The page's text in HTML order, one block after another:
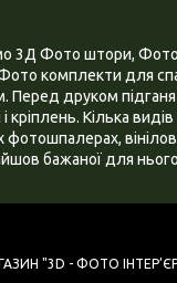
3Д Фото штори, Фото
комплекти для
Перед друком
кріплень. Кілька
фотошпалерах,
бажаної для